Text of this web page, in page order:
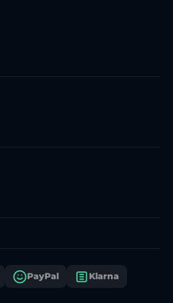
PayPal Klarna